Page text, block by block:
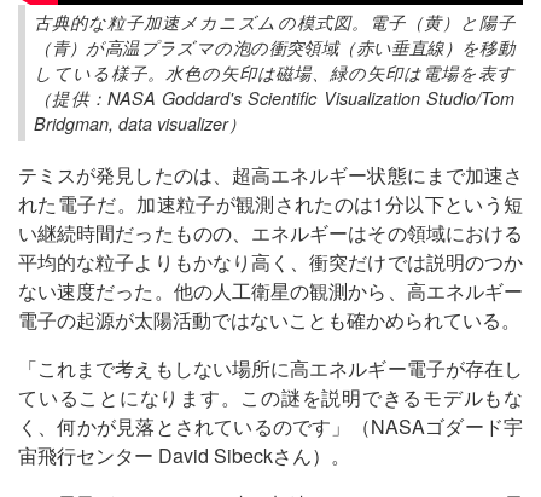
古典的な粒子加速メカニズムの模式図。電子（黄）と陽子
（青）が高温プラズマの泡の衝突領域（赤い垂直線）を移動
している様子。水色の矢印は磁場、緑の矢印は電場を表す
（提供：NASA Goddard's Scientific Visualization Studio/Tom
Bridgman, data visualizer）
テミスが発見したのは、超高エネルギー状態にまで加速さ
れた電子だ。加速粒子が観測されたのは1分以下という短
い継続時間だったものの、エネルギーはその領域における
平均的な粒子よりもかなり高く、衝突だけでは説明のつか
ない速度だった。他の人工衛星の観測から、高エネルギー
電子の起源が太陽活動ではないことも確かめられている。
「これまで考えもしない場所に高エネルギー電子が存在し
ていることになります。この謎を説明できるモデルもな
く、何かが見落とされているのです」（NASAゴダード宇
宙飛行センター David Sibeckさん）。